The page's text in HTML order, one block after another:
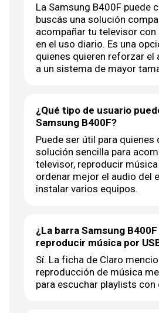
La Samsung B400F puede
buscás una solución
acompañar tu televisor
en el uso diario. Es una
quienes quieren reforzar el
a un sistema de mayor
¿Qué tipo de usuario
Samsung B400F?
Puede ser útil para quienes
solución sencilla para
televisor, reproducir música
ordenar mejor el audio del
instalar varios equipos.
¿La barra Samsung
reproducir música por
Sí. La ficha de Claro
reproducción de música
para escuchar playlists